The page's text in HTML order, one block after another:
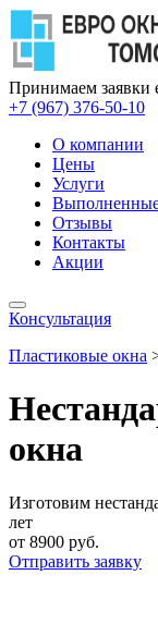
Принимаем заявки
+7 (967) 376-50-10
О компании
Цены
Услуги
Отзывы
Контакты
Акции
Консультация
Пластиковые окна
окна
Изготовим
лет
от 8900 руб.
Отправить заявку